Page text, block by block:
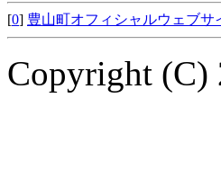
[0] 豊山町オフィシャルウェブサ
Copyright (C)